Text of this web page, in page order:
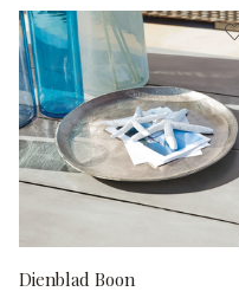
Dienblad Boon